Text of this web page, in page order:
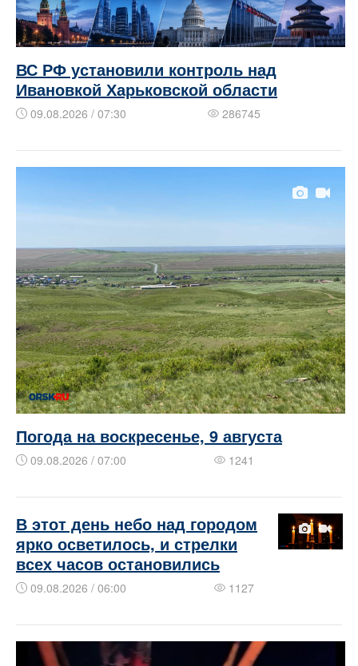
ВС РФ установили контроль над
Ивановкой Харьковской области
09.08.2026 / 07:30 286745
Погода на воскресенье, 9 августа
09.08.2026 / 07:00 1241
В этот день небо над городом
ярко осветилось, и стрелки
всех часов остановились
09.08.2026 / 06:00 1127